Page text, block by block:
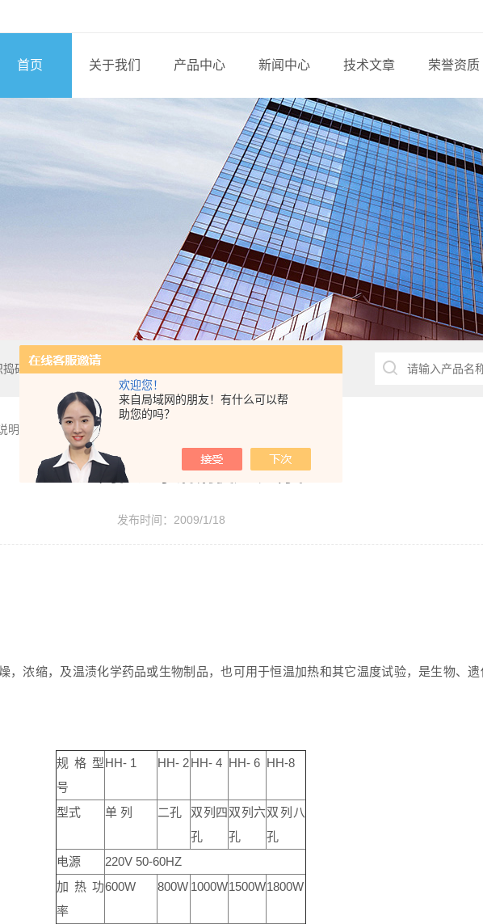
欢迎您！
来自局域网的朋友！有什么可以帮
助您的吗？
首页 关于我们 产品中心 新闻中心 技术文章 荣誉资质
碎机,数显恒温油浴
明书
HH系列恒温水浴锅使用说明书
发布时间：2009/1/18
，浓缩，及温渍化学药品或生物制品，也可用于恒温加热和其它温度试验，是生物、
规格型
号
HH- 1 HH- 2HH- 4 HH- 6 HH-8
型式 单 列 二孔
双列四
孔
双列六
孔
双列八
孔
电源
220V 50-60HZ
加热功
率
600W 800W 1000W1500W1800W